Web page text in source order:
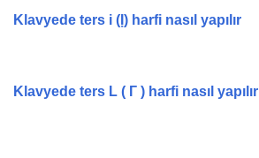
Klavyede ters i (Ị) harfi nasıl yapılır
Klavyede ters L ( Г ) harfi nasıl yapılır